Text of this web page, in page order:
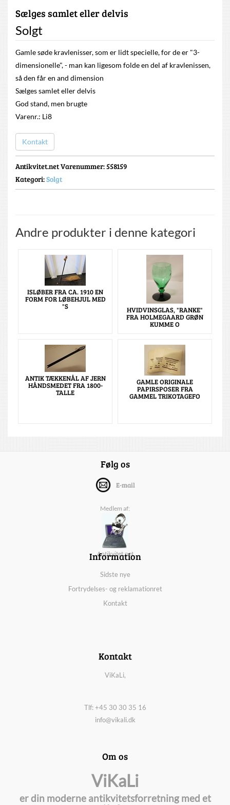
Sælges samlet eller delvis
Solgt
Gamle søde kravlenisser, som er lidt specielle, for de er "3-
dimensionelle", - man kan ligesom folde en del af kravlenissen,
så den får en and dimension
Sælges samlet eller delvis
God stand, men brugte
Varenr.: Li8
Kontakt
Antikvitet.net Varenummer: 558159
Kategori:Solgt
Andre produkter i denne kategori
ISLØBER FRA CA. 1910 EN
FORM FOR LØBEHJUL MED
"S HVIDVINSGLAS, "RANKE"
FRA HOLMEGAARD GRØN
KUMME O
ANTIK TÆKKENÅL AF JERN
HÅNDSMEDET FRA 1800-
TALLE
GAMLE ORIGINALE
PAPIRSPOSER FRA
GAMMEL TRIKOTAGEFO
Følg os
E-mail
Medlem af:
Antikvitet.net
Information
Sidste nye
Fortrydelses- og reklamationret
Kontakt
Kontakt
ViKaLi,
Tlf: +45 30 30 35 16
info@vikali.dk
Om os
ViKaLi
er din moderne antikvitetsforretning med et